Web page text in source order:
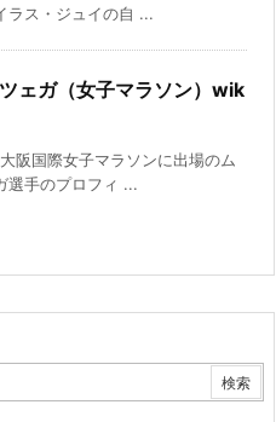
ラス・ジュイの自 ...
ェガ（女子マラソン）wik
阪国際女子マラソンに出場のム
選手のプロフィ ...